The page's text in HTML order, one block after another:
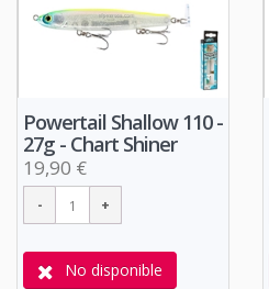
Powertail Shallow 110 -
27g - Chart Shiner
19,90 €
No disponible